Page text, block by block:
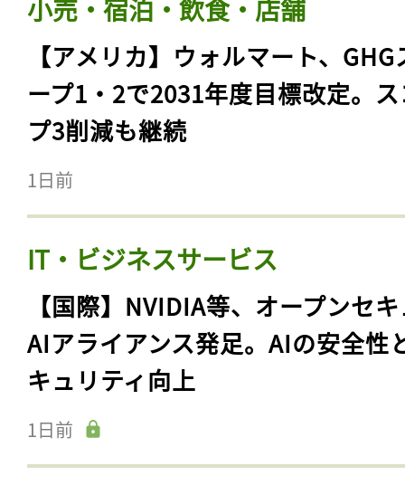
小売・宿泊・飲食・店舗
【アメリカ】ウォルマート、GHG
ープ1・2で2031年度目標改定。
プ3削減も継続
1日前
IT・ビジネスサービス
【国際】NVIDIA等、オープンセ
AIアライアンス発足。AIの安全性
キュリティ向上
1日前